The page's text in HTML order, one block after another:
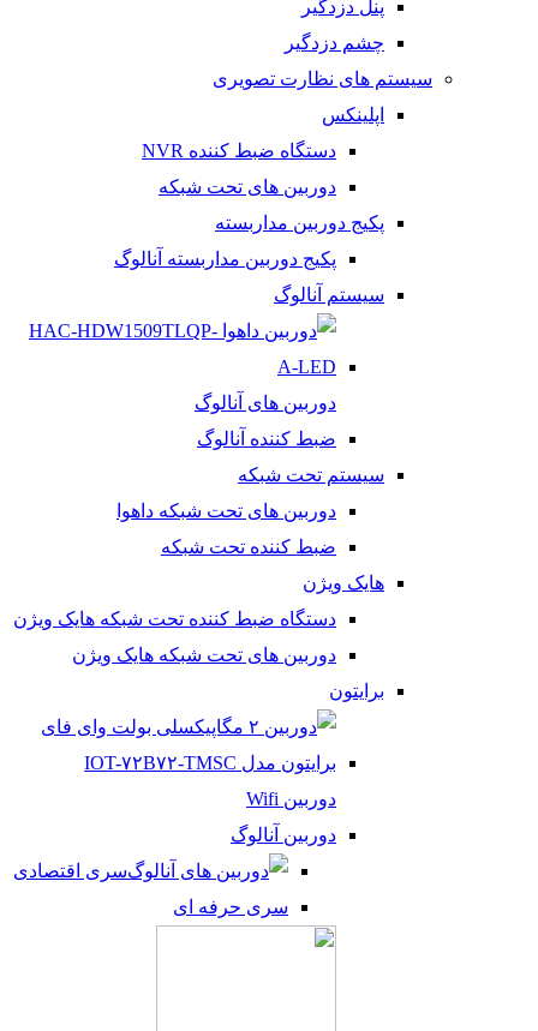
پنل دزدگیر
چشم دزدگیر
سیستم های نظارت تصویری
اپلینکس
دستگاه ضبط کننده NVR
دوربین های تحت شبکه
پکیج دوربین مداربسته
پکیج دوربین مداربسته آنالوگ
سیستم آنالوگ
دوربین های آنالوگ
ضبط کننده آنالوگ
سیستم تحت شبکه
دوربین های تحت شبکه داهوا
ضبط کننده تحت شبکه
هایک ویژن
دستگاه ضبط کننده تحت شبکه هایک ویژن
دوربین های تحت شبکه هایک ویژن
برایتون
دوربین Wifi
دوربین آنالوگ
سری اقتصادی
سری حرفه ای